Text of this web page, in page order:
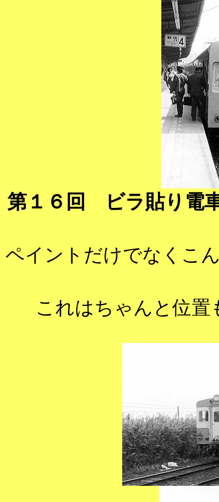
第１６回 ビラ貼り電
ペイントだけでなくこ
これはちゃんと位